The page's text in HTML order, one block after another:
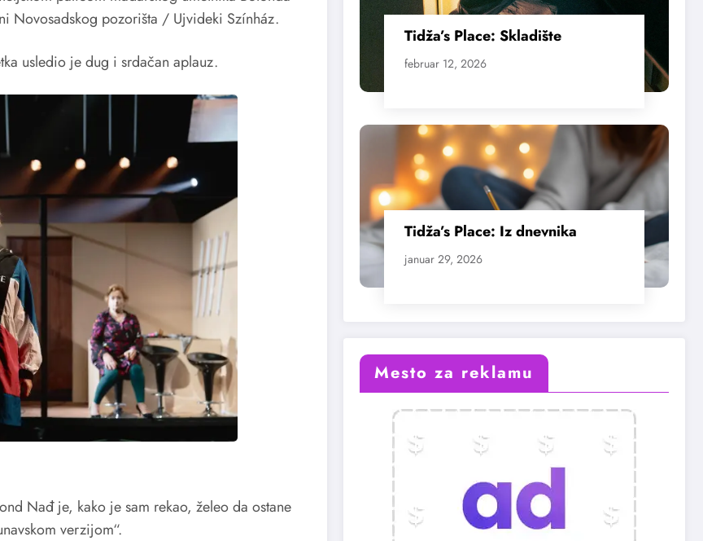
Novosadskog pozorišta / Ujvideki Színház.
usledio je dug i srdačan aplauz.
Nađ je, kako je sam rekao, želeo da ostane
verzijom“.
Tidža’s Place: Skladište
februar 12, 2026
Tidža’s Place: Iz dnevnika
januar 29, 2026
Mesto za reklamu